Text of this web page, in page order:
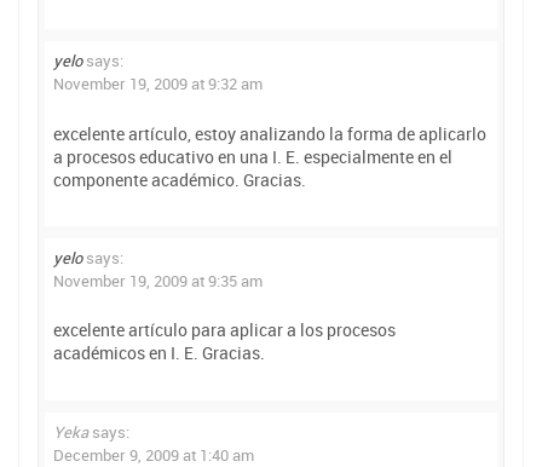
yelo says:
November 19, 2009 at 9:32 am
excelente artículo, estoy analizando la forma de aplicarlo
a procesos educativo en una I. E. especialmente en el
componente académico. Gracias.
yelo says:
November 19, 2009 at 9:35 am
excelente artículo para aplicar a los procesos
académicos en I. E. Gracias.
Yeka says:
December 9, 2009 at 1:40 am